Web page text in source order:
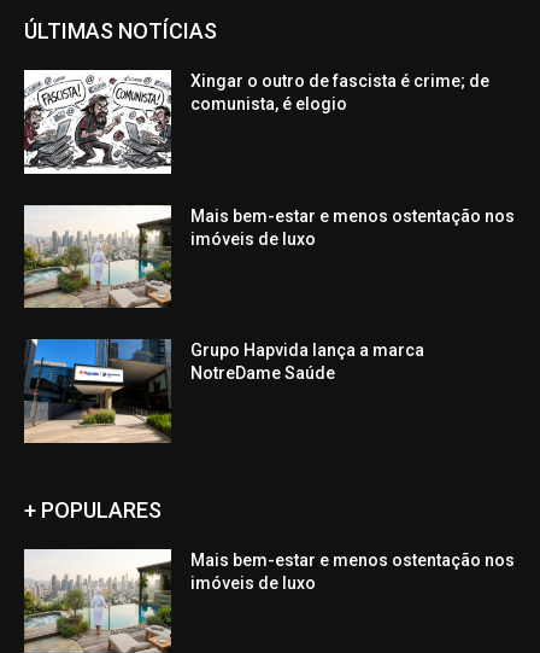
ÚLTIMAS NOTÍCIAS
Xingar o outro de fascista é crime; de
comunista, é elogio
Mais bem-estar e menos ostentação nos
imóveis de luxo
Grupo Hapvida lança a marca
NotreDame Saúde
+ POPULARES
Mais bem-estar e menos ostentação nos
imóveis de luxo